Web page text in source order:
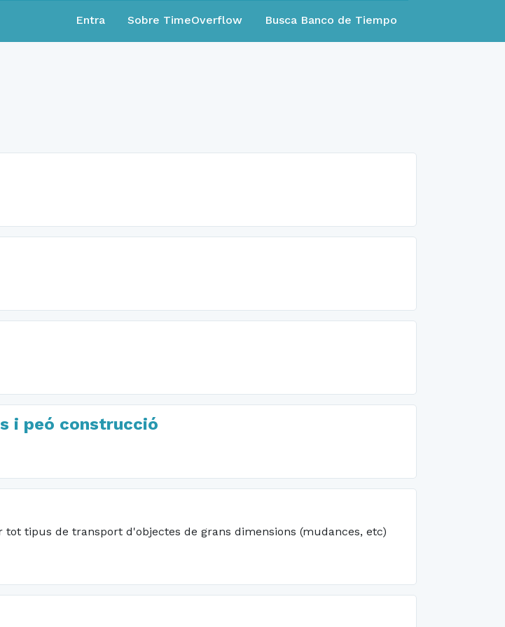
Entra Sobre TimeOverflow Busca Banco de Tiempo
i peó construcció
tipus de transport d'objectes de grans dimensions (mudances, etc)